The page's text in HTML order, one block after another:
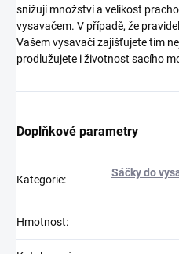
snižují množství a velikost
vysavačem. V případě, že
Vašem vysavači zajišťujete tím
prodlužujete i životnost sacího
Doplňkové parametry
Kategorie:
Sáčky do
Hmotnost: